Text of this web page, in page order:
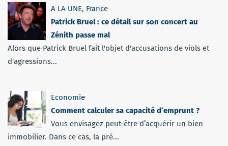
A LA UNE, France
Patrick Bruel : ce détail sur son concert au
Zénith passe mal
Alors que Patrick Bruel fait l'objet d'accusations de viols et
d'agressions...
Economie
Comment calculer sa capacité d’emprunt ?
Vous envisagez peut-être d’acquérir un bien
immobilier. Dans ce cas, la pré...